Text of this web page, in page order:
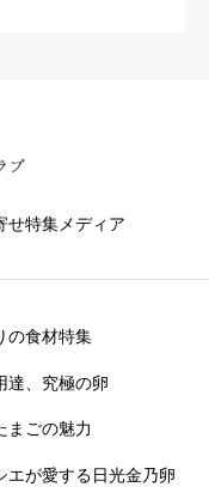
せ特集メディア
の食材特集
達、究極の卵
まごの魅力
エが愛する日光金乃卵